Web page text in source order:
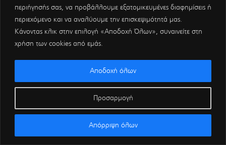
περιήγησής σας, να προβάλλουμε εξατομικευμένες διαφημίσεις ή
περιεχόμενο και να αναλύουμε την επισκεψιμότητά μας.
Κάνοντας κλικ στην επιλογή «Αποδοχή Όλων», συναινείτε στη
χρήση των cookies από εμάς.
Προσαρμογή
Απόρριψη όλων
Αποδοχή όλων